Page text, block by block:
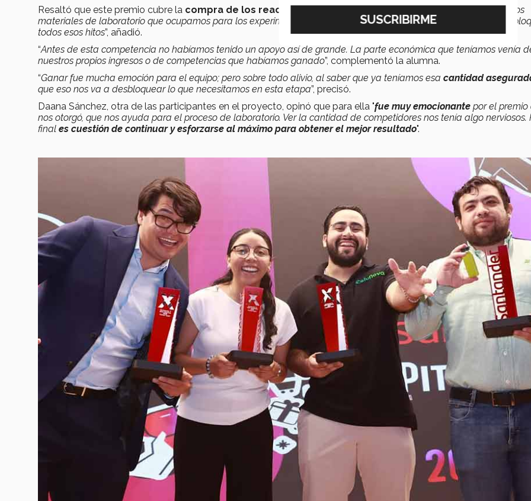
Resaltó que este premio cubre la compra de los reactivos para las pruebas piloto en el laboratorio
los
materiales de laboratorio que ocupamos para los experimentos de esta fase en la que estamos y realmente
todos esos hitos”, añadió.
“Antes de esta competencia no habíamos tenido un apoyo así de grande. La parte económica que teníamos venía
nuestros propios ingresos o de competencias que habíamos ganado”, complementó la alumna.
“Ganar fue mucha emoción para el equipo; pero sobre todo alivio, al saber que ya teníamos esa cantidad
que eso nos va a desbloquear lo que necesitamos en esta etapa”, precisó.
Daana Sánchez, otra de las participantes en el proyecto, opinó que para ella "fue muy emocionante por el premio
nos otorgó, que nos ayuda para el proceso de laboratorio. Ver la cantidad de competidores nos tenía algo nerviosos.
final es cuestión de continuar y esforzarse al máximo para obtener el mejor resultado".